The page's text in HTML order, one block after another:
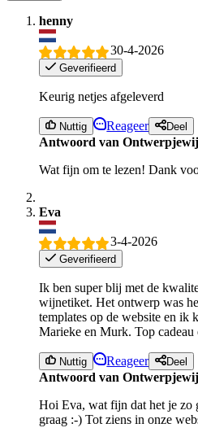
henny
30-4-2026
Geverifieerd
Keurig netjes afgeleverd
Nuttig Reageer Deel
Antwoord van
Wat fijn om te lezen! Dank
Eva
3-4-2026
Geverifieerd
Ik ben super blij met de
wijnetiket. Het ontwerp was
templates op de website en ik
Marieke en Murk. Top cadeau
Nuttig Reageer Deel
Antwoord van
Hoi Eva, wat fijn dat het je zo
graag :-) Tot ziens in onze